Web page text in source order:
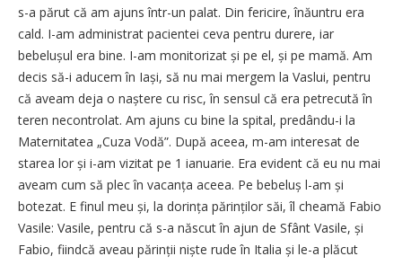
s-a părut că am ajuns într-un palat. Din fericire, înăuntru era
cald. I-am administrat pacientei ceva pentru durere, iar
bebelușul era bine. I-am monitorizat și pe el, și pe mamă. Am
decis să-i aducem în Iași, să nu mai mergem la Vas­lui, pentru
că aveam deja o naștere cu risc, în sensul că era petrecută în
teren necontrolat. Am ajuns cu bine la spital, predându-i la
Maternitatea „Cuza Vodă”. După aceea, m-am interesat de
starea lor și i-am vizitat pe 1 ianuarie. Era evident că eu nu mai
aveam cum să plec în vacanța aceea. Pe bebeluș l-am și
botezat. E finul meu și, la dorința părinților săi, îl cheamă Fabio
Vasile: Vasile, pentru că s-a născut în ajun de Sfânt Vasile, și
Fabio, fiindcă aveau părinții niște rude în Italia și le-a plăcut